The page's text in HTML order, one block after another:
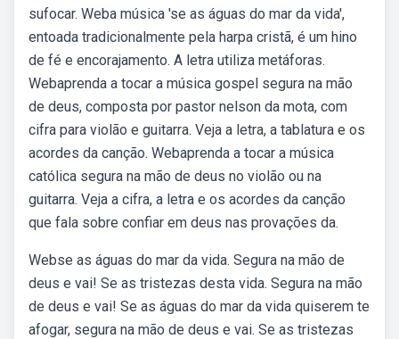
sufocar. Weba música 'se as águas do mar da vida',
entoada tradicionalmente pela harpa cristã, é um hino
de fé e encorajamento. A letra utiliza metáforas.
Webaprenda a tocar a música gospel segura na mão
de deus, composta por pastor nelson da mota, com
cifra para violão e guitarra. Veja a letra, a tablatura e os
acordes da canção. Webaprenda a tocar a música
católica segura na mão de deus no violão ou na
guitarra. Veja a cifra, a letra e os acordes da canção
que fala sobre confiar em deus nas provações da.
Webse as águas do mar da vida. Segura na mão de
deus e vai! Se as tristezas desta vida. Segura na mão
de deus e vai! Se as águas do mar da vida quiserem te
afogar, segura na mão de deus e vai. Se as tristezas